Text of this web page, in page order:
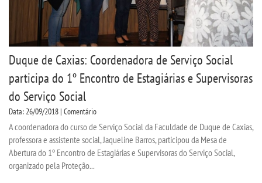
Duque de Caxias: Coordenadora de Serviço Social
participa do 1º Encontro de Estagiárias e Supervisoras
do Serviço Social
Data: 26/09/2018 | Comentário
A coordenadora do curso de Serviço Social da Faculdade de Duque de Caxias,
professora e assistente social, Jaqueline Barros, participou da Mesa de
Abertura do 1º Encontro de Estagiárias e Supervisoras do Serviço Social,
organizado pela Proteção...